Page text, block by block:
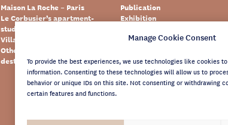
Manage Cookie Consent
To provide the best experiences, we use technologies like cookies
information. Consenting to these technologies will allow us to
behavior or unique IDs on this site. Not consenting or withdrawing
certain features and functions.
Maison La Roche – Paris
Le Corbusier’s apartment-
studio – Paris
Villa Le Lac – Switzerland
Other Le Corbusier
destinations
Publication
Exhibition
Documentary